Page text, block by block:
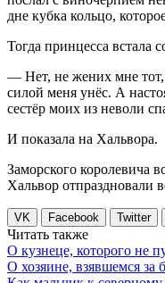
дне кубка кольцо,
Тогда принцесса встала
— Нет, не жених мне
силой меня унёс. А
сестёр моих из неволи
И показала на Хальвора.
Заморского королевича
Хальвор отпраздновали
VK Facebook Twitter
Читать также
О кузнеце, которого не
О хозяине, взявшемся за